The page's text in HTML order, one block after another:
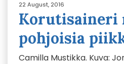
22 August, 2016
Korutisaineri
pohjoisia
Camilla Mustikka. Kuva: